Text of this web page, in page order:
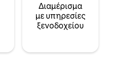
Διαμέρισμα
με υπηρεσίες
ξενοδοχείου